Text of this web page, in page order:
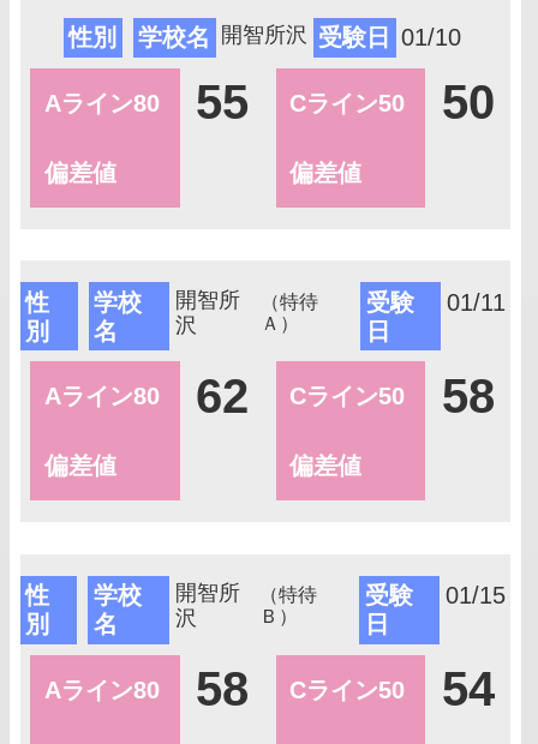
性別 学校名 開智所沢 受験日 01/10
Aライン80
偏差値
55 Cライン50
偏差値
50
性
別
学校
名
開智所
沢
（特待
Ａ）
受験
日
01/11
Aライン80
偏差値
62 Cライン50
偏差値
58
性
別
学校
名
開智所
沢
（特待
Ｂ）
受験
日
01/15
Aライン80 58 Cライン50 54